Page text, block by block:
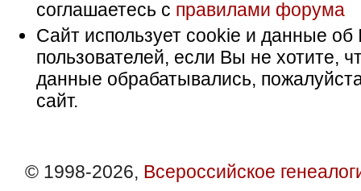
соглашаетесь с правилами форума
Сайт использует cookie и данные об
пользователей, если Вы не хотите,
данные обрабатывались,
сайт.
© 1998-2026, Всероссийское